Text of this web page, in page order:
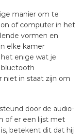
manier om te
of computer in het
vormen en
elke kamer
enige wat je
niet in staat zijn om
door de audio-
of er een lijst met
is, betekent dit dat hij